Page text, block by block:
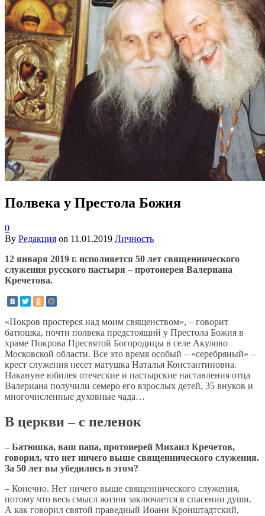
Полвека у Престола Божия
0
By Редакция on 11.01.2019 Личность
12 января 2019 г. исполняется 50 лет священнического
служения русского пастыря – протоиерея Валериана
Кречетова.
«Покров простерся над моим священством», – говорит
батюшка, почти полвека предстоящий у Престола Божия в
храме Покрова Пресвятой Богородицы в селе Акулово
Московской области. Все это время особый – «серебряный» –
крест служения несет матушка Наталья Константиновна.
Накануне юбилея отеческие и пастырские наставления отца
Валериана получили семеро его взрослых детей, 35 внуков и
многочисленные духовные чада…
В церкви – с пеленок
– Батюшка, ваш папа, протоиерей Михаил Кречетов,
говорил, что нет ничего выше священнического служения.
За 50 лет вы убедились в этом?
– Конечно. Нет ничего выше священнического служения,
потому что весь смысл жизни заключается в спасении души.
А как говорил святой праведный Иоанн Кронштадтский,